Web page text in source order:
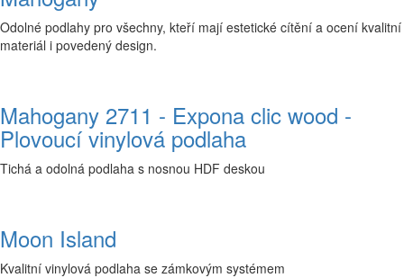
Odolné podlahy pro všechny, kteří mají estetické cítění a ocení kvalitní
materiál i povedený design.
Mahogany 2711 - Expona clic wood -
Plovoucí vinylová podlaha
Tichá a odolná podlaha s nosnou HDF deskou
Moon Island
Kvalitní vinylová podlaha se zámkovým systémem